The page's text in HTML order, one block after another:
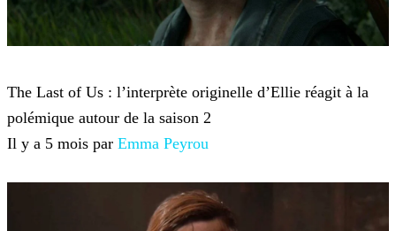
The Last of Us : l’interprète originelle d’Ellie réagit à la
polémique autour de la saison 2
Il y a 5 mois par Emma Peyrou